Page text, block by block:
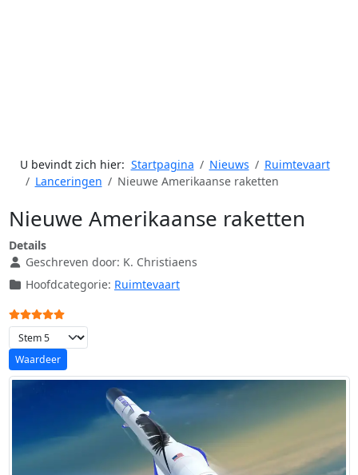
U bevindt zich hier: Startpagina Nieuws
Ruimtevaart
Lanceringen
Nieuwe Amerikaanse raketten
Nieuwe Amerikaanse raketten
Details
Geschreven door: K. Christiaens
Hoofdcategorie: Ruimtevaart
Gebruikerswaardering:
Voeg waardering toe